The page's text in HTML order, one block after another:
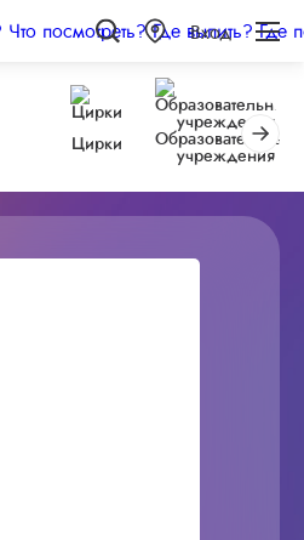
Вход
Цирки
Образовательные
учреждения